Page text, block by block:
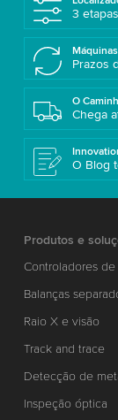
3
Prazos
O
Chega
O Blog
Produtos e
Controladores
Balanças
Raio X e visão
Track and trace
Detecção de
Inspeção óptica